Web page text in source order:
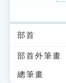
索引選單
知識索引
單字索引
部首
部首外筆畫
總筆畫